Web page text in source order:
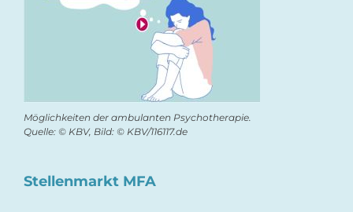
Möglichkeiten der ambulanten Psychotherapie.
Quelle: © KBV, Bild: © KBV/116117.de
Stellenmarkt MFA